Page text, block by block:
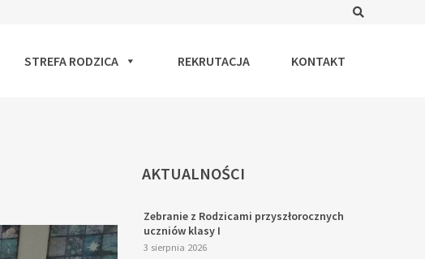
STREFA RODZICA REKRUTACJA KONTAKT
AKTUALNOŚCI
Zebranie z Rodzicami przyszłorocznych
uczniów klasy I
3 sierpnia 2026